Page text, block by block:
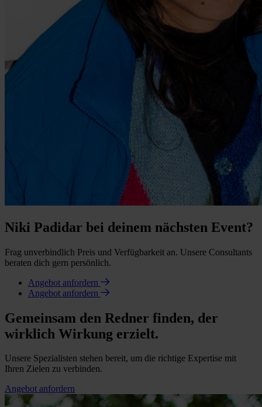
Niki Padidar bei deinem nächsten Event?
Frag unverbindlich Preis und Verfügbarkeit an. Unsere Consultants
beraten dich gern persönlich.
Angebot anfordern
Angebot anfordern
Gemeinsam den Redner finden, der
wirklich Wirkung erzielt.
Unsere Spezialisten stehen bereit, um die richtige Expertise mit
Ihren Zielen zu verbinden.
Angebot anfordern